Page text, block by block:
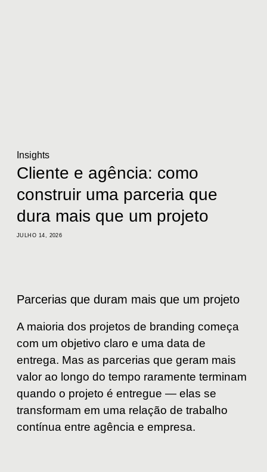
Insights
Cliente e agência: como
construir uma parceria que
dura mais que um projeto
JULHO 14, 2026
Parcerias que duram mais que um projeto
A maioria dos projetos de branding começa
com um objetivo claro e uma data de
entrega. Mas as parcerias que geram mais
valor ao longo do tempo raramente terminam
quando o projeto é entregue — elas se
transformam em uma relação de trabalho
contínua entre agência e empresa.